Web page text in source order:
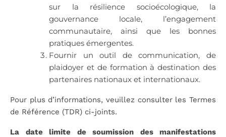
sur la résilience socioécologique, la
gouvernance locale, l’engagement
communautaire, ainsi que les bonnes
pratiques émergentes.
Fournir un outil de communication, de
plaidoyer et de formation à destination des
partenaires nationaux et internationaux.
Pour plus d’informations, veuillez consulter les Termes
de Référence (TDR) ci-joints.
La date limite de soumission des manifestations